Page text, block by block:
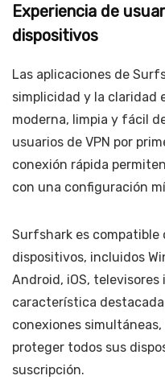
Experiencia de
dispositivos
Las aplicaciones de
simplicidad y la claridad
moderna, limpia y fácil
usuarios de VPN por
conexión rápida
con una configuración
Surfshark es compatible
dispositivos, incluidos
Android, iOS,
característica
conexiones
proteger todos sus
suscripción.